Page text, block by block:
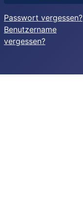
Passwort vergessen?
Benutzername
vergessen?